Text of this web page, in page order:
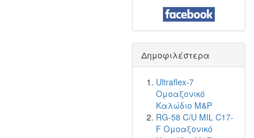
Δημοφιλέστερα
Ultraflex-7
Ομοαξονικό
Καλώδιο M&P
RG-58 C/U MIL C17-
F Ομοαξονικό